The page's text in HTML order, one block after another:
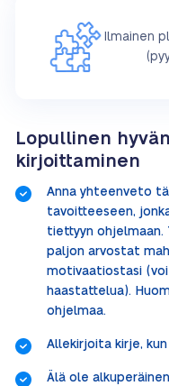
Ilmainen
Lopullinen
kirjoittaminen
Anna yhteenveto
tavoitteeseen,
tiettyyn ohjelmaan.
paljon arvostat
motivaatiostasi
haastattelua).
ohjelmaa.
Allekirjoita kirje,
Älä ole